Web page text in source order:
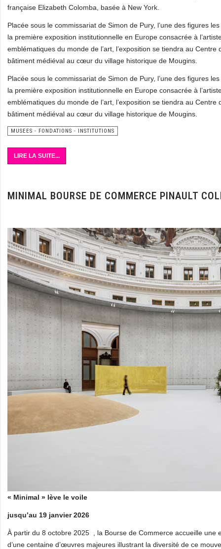
française Elizabeth Colomba, basée à New York.
Placée sous le commissariat de Simon de Pury, l’une des figures
la première exposition institutionnelle en Europe consacrée à
emblématiques du monde de l’art, l’exposition se tiendra au
bâtiment médiéval au cœur du village historique de Mougins.
Placée sous le commissariat de Simon de Pury, l’une des figures
la première exposition institutionnelle en Europe consacrée à
emblématiques du monde de l’art, l’exposition se tiendra au
bâtiment médiéval au cœur du village historique de Mougins.
MUSEES - FONDATIONS - INSTITUTIONS
LIRE LA SUITE...
MINIMAL BOURSE DE COMMERCE PINAULT
« Minimal » lève le voile
jusqu’au 19 janvier 2026
À partir du 8 octobre 2025 , la Bourse de Commerce accueille une
d’une centaine d’œuvres majeures illustrant la diversité de ce